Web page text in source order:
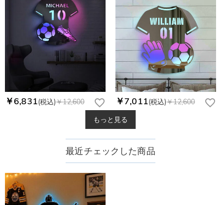
￥6,831(税込)￥12,600 ￥7,011(税込)￥12,600
もっと見る
最近チェックした商品